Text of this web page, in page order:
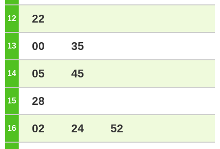
12 22
13 00 35
14 05 45
15 28
16 02 24 52